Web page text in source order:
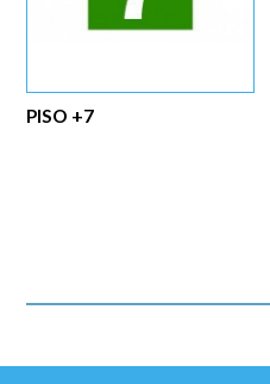
PISO +7